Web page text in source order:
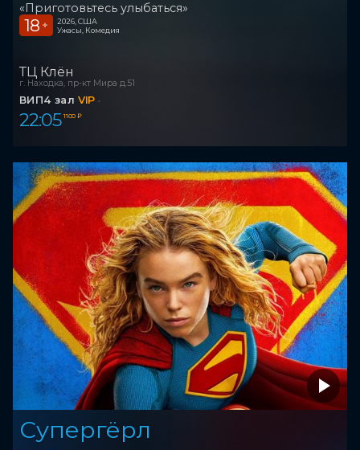
«Приготовьтесь улыбаться»
18 +
2026, США
Ужасы, Комедия
ТЦ Клён
г. Находка, пр-кт Мира д.51
ВИП4 зал VIP
22:05 1 100 ₽
Супергёрл